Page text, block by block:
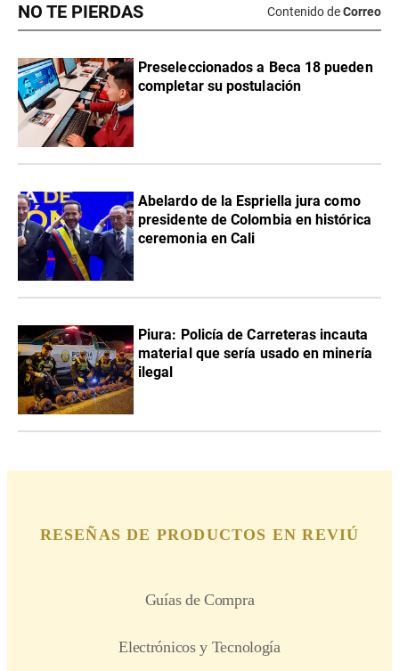
NO TE PIERDAS Contenido deCorreo
Preseleccionados a Beca 18 pueden
completar su postulación
Abelardo de la Espriella jura como
presidente de Colombia en histórica
ceremonia en Cali
Piura: Policía de Carreteras incauta
material que sería usado en minería
ilegal